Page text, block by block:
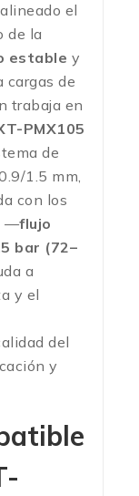
el
de la
estable y
cargas de
trabaja en
PMX105
de
1.5 mm,
con los
—flujo
bar (72–
a
y el
del
y